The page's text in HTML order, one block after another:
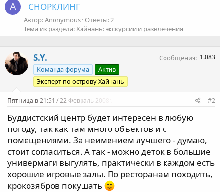
A СНОРКЛИНГ
Автор: Anonymous Ответы: 2
Тема из раздела:Хайнань: экскурсии и развлечения
S.Y.
Команда форума
Актив
Эксперт по острову Хайнань
Сообщения 1.083
Пятница в 21:51 / 22 Февраль 2008г. #2
Буддистский центр будет интересен в любую
погоду, так как там много объектов и с
помещениями. За неимением лучшего - думаю,
стоит согласиться. А так - можно деток в большие
универмаги выгулять, практически в каждом есть
хорошие игровые залы. По ресторанам походить,
крокозябров покушать